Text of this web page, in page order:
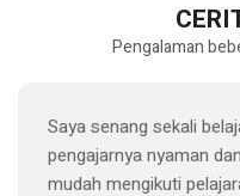
Pengalaman
Saya senang sekali
pengajarnya nyaman
mudah mengikuti